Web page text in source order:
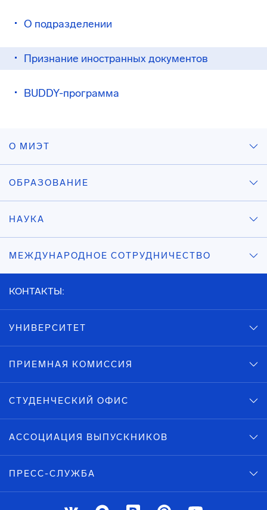
О подразделении
Признание иностранных документов
BUDDY-программа
О МИЭТ
ОБРАЗОВАНИЕ
НАУКА
МЕЖДУНАРОДНОЕ СОТРУДНИЧЕСТВО
КОНТАКТЫ:
УНИВЕРСИТЕТ
ПРИЕМНАЯ КОМИССИЯ
СТУДЕНЧЕСКИЙ ОФИС
АССОЦИАЦИЯ ВЫПУСКНИКОВ
ПРЕСС-СЛУЖБА